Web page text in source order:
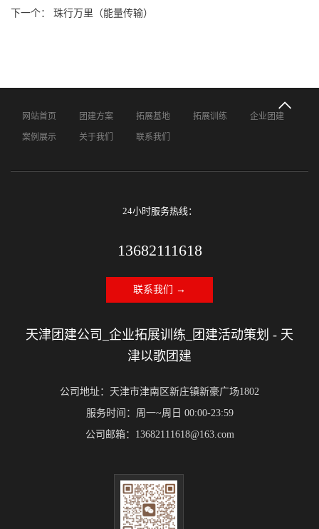
下一个： 珠行万里（能量传输）
网站首页 团建方案 拓展基地 拓展训练 企业团建
案例展示 关于我们 联系我们
24小时服务热线：
13682111618
联系我们 →
天津团建公司_企业拓展训练_团建活动策划 - 天
津以歌团建
公司地址：天津市津南区新庄镇新豪广场1802
服务时间：周一~周日 00:00-23:59
公司邮箱：13682111618@163.com